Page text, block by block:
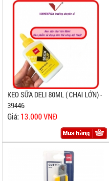
KEO SỮA DELI 80ML ( CHAI LỚN) -
39446
Giá: 13.000 VNĐ